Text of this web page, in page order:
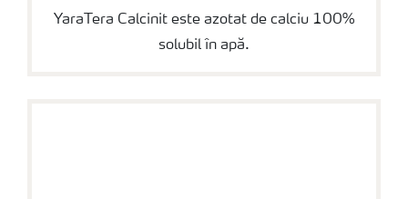
YaraTera Calcinit este azotat de calciu 100%
solubil în apă.